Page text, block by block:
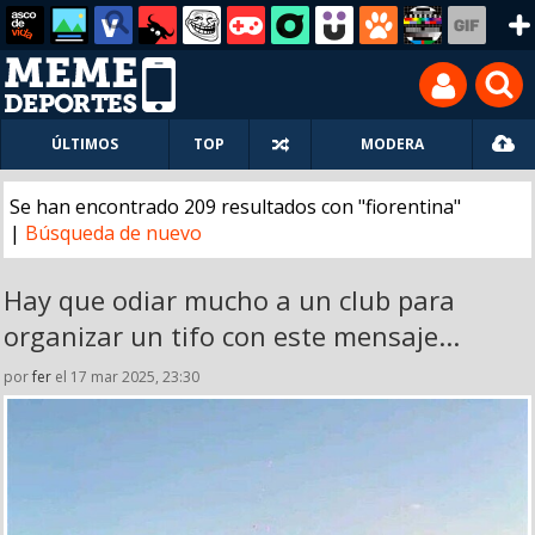
ÚLTIMOS TOP MODERA
Se han encontrado 209 resultados con "fiorentina"
| Búsqueda de nuevo
Hay que odiar mucho a un club para
organizar un tifo con este mensaje...
porfer el 17 mar 2025, 23:30